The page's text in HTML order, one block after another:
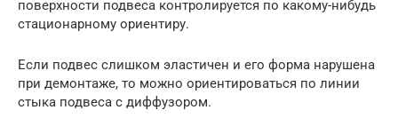
поверхности подвеса контролируется по какому-нибудь
стационарному ориентиру.
Если подвес слишком эластичен и его форма нарушена
при демонтаже, то можно ориентироваться по линии
стыка подвеса с диффузором.